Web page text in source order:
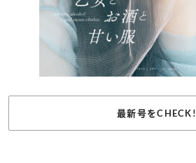
最新号をCHECK!